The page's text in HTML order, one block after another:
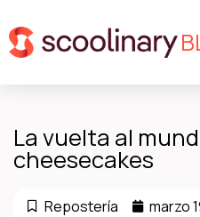
La vuelta al
cheesecakes
Repostería
marzo